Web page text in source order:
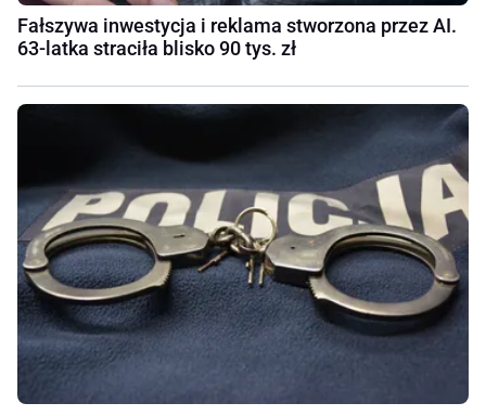
Fałszywa inwestycja i reklama stworzona przez AI.
63-latka straciła blisko 90 tys. zł